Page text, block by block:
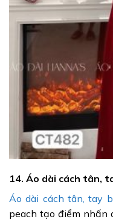
14. Áo dài cách tân,
Áo dài cách tân, tay
peach tạo điểm nhấn